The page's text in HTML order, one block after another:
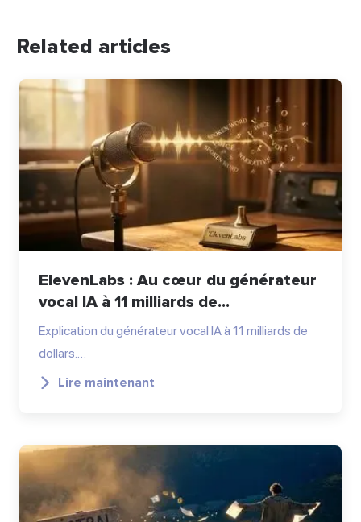
Related articles
ElevenLabs : Au cœur du générateur
vocal IA à 11 milliards de...
Explication du générateur vocal IA à 11 milliards de
dollars.…
Lire maintenant